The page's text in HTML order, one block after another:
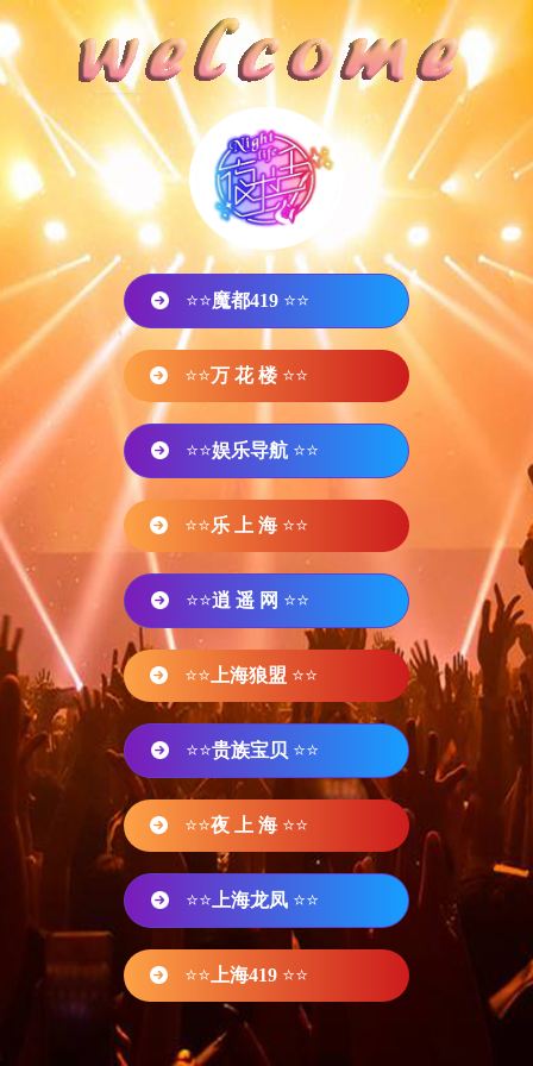
⭐⭐魔都419 ⭐⭐
⭐⭐万 花 楼 ⭐⭐
⭐⭐娱乐导航 ⭐⭐
⭐⭐乐 上 海 ⭐⭐
⭐⭐逍 遥 网 ⭐⭐
⭐⭐ 上海狼盟 ⭐⭐
⭐⭐贵族宝贝 ⭐⭐
⭐⭐夜 上 海 ⭐⭐
⭐⭐ 上海龙凤 ⭐⭐
⭐⭐ 上海419 ⭐⭐